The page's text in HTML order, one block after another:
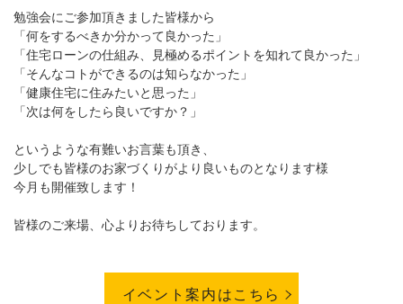
勉強会にご参加頂きました皆様から
「何をするべきか分かって良かった」
「住宅ローンの仕組み、見極めるポイントを知れて良かった」
「そんなコトができるのは知らなかった」
「健康住宅に住みたいと思った」
「次は何をしたら良いですか？」
というような有難いお言葉も頂き、
少しでも皆様のお家づくりがより良いものとなります様
今月も開催致します！
皆様のご来場、心よりお待ちしております。
イベント案内はこちら